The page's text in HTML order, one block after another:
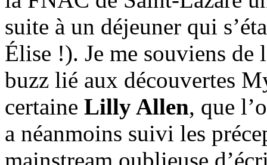
suite à un déjeuner qui
Élise !). Je me souviens
buzz lié aux découvertes
certaine Lilly Allen, que
a néanmoins suivi les
mainstream oublieuse